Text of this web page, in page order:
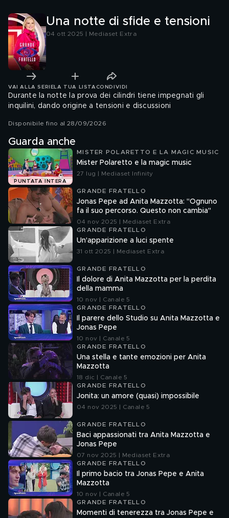
Una notte di sfide e tensioni
04 ott 2025 | Mediaset Extra
VAI ALLA SERIE LA TUA LISTA CONDIVIDI
Durante la notte la prova dei cilindri tiene impegnati gli
inquilini, dando origine a tensioni e discussioni
Disponibile fino al 28/09/2026
Guarda anche
PUNTATA INTERA
MISTER POLARETTO E LA MAGIC MUSIC
Mister Polaretto e la magic music
27 lug | Mediaset Infinity
GRANDE FRATELLO
Jonas Pepe ad Anita Mazzotta: "Ognuno
fa il suo percorso. Questo non cambia"
04 nov 2025 | Mediaset Extra
GRANDE FRATELLO
Un'apparizione a luci spente
31 ott 2025 | Mediaset Extra
GRANDE FRATELLO
Il dolore di Anita Mazzotta per la perdita
della mamma
10 nov | Canale 5
GRANDE FRATELLO
Il parere dello Studio su Anita Mazzotta e
Jonas Pepe
10 nov | Canale 5
GRANDE FRATELLO
Una stella e tante emozioni per Anita
Mazzotta
18 dic | Canale 5
GRANDE FRATELLO
Jonita: un amore (quasi) impossibile
04 nov 2025 | Canale 5
GRANDE FRATELLO
Baci appassionati tra Anita Mazzotta e
Jonas Pepe
07 nov 2025 | Mediaset Extra
GRANDE FRATELLO
Il primo bacio tra Jonas Pepe e Anita
Mazzotta
10 nov | Canale 5
GRANDE FRATELLO
Momenti di tenerezza tra Jonas Pepe e